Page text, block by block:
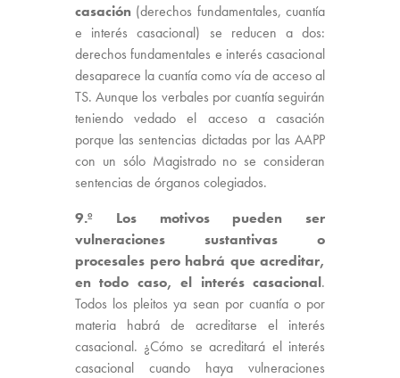
casación (derechos fundamentales, cuantía
e interés casacional) se reducen a dos:
derechos fundamentales e interés casacional
desaparece la cuantía como vía de acceso al
TS. Aunque los verbales por cuantía seguirán
teniendo vedado el acceso a casación
porque las sentencias dictadas por las AAPP
con un sólo Magistrado no se consideran
sentencias de órganos colegiados.
9.º
Los motivos pueden ser
vulneraciones sustantivas o
procesales pero habrá que acreditar,
en todo caso, el interés casacional.
Todos los pleitos ya sean por cuantía o por
materia habrá de acreditarse el interés
casacional. ¿Cómo se acreditará el interés
casacional cuando haya vulneraciones